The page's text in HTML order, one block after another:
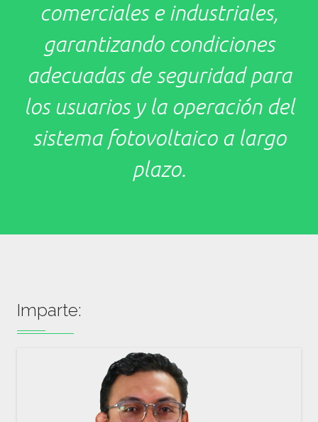
comerciales e industriales,
garantizando condiciones
adecuadas de seguridad para
los usuarios y la operación del
sistema fotovoltaico a largo
plazo.
Imparte: